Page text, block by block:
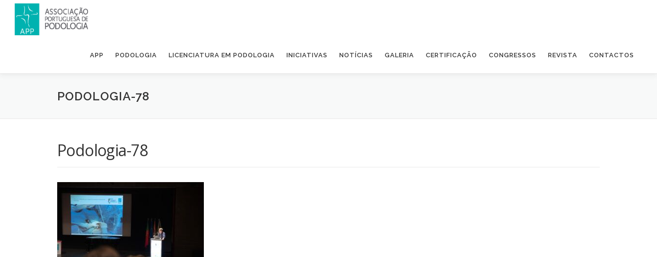
APP PODOLOGIA LICENCIATURA EM PODOLOGIA INICIATIVAS NOTÍCIAS GALERIA CERTIFICAÇÃO CONGRESSOS REVISTA CONTACTOS
PODOLOGIA-78
Podologia-78